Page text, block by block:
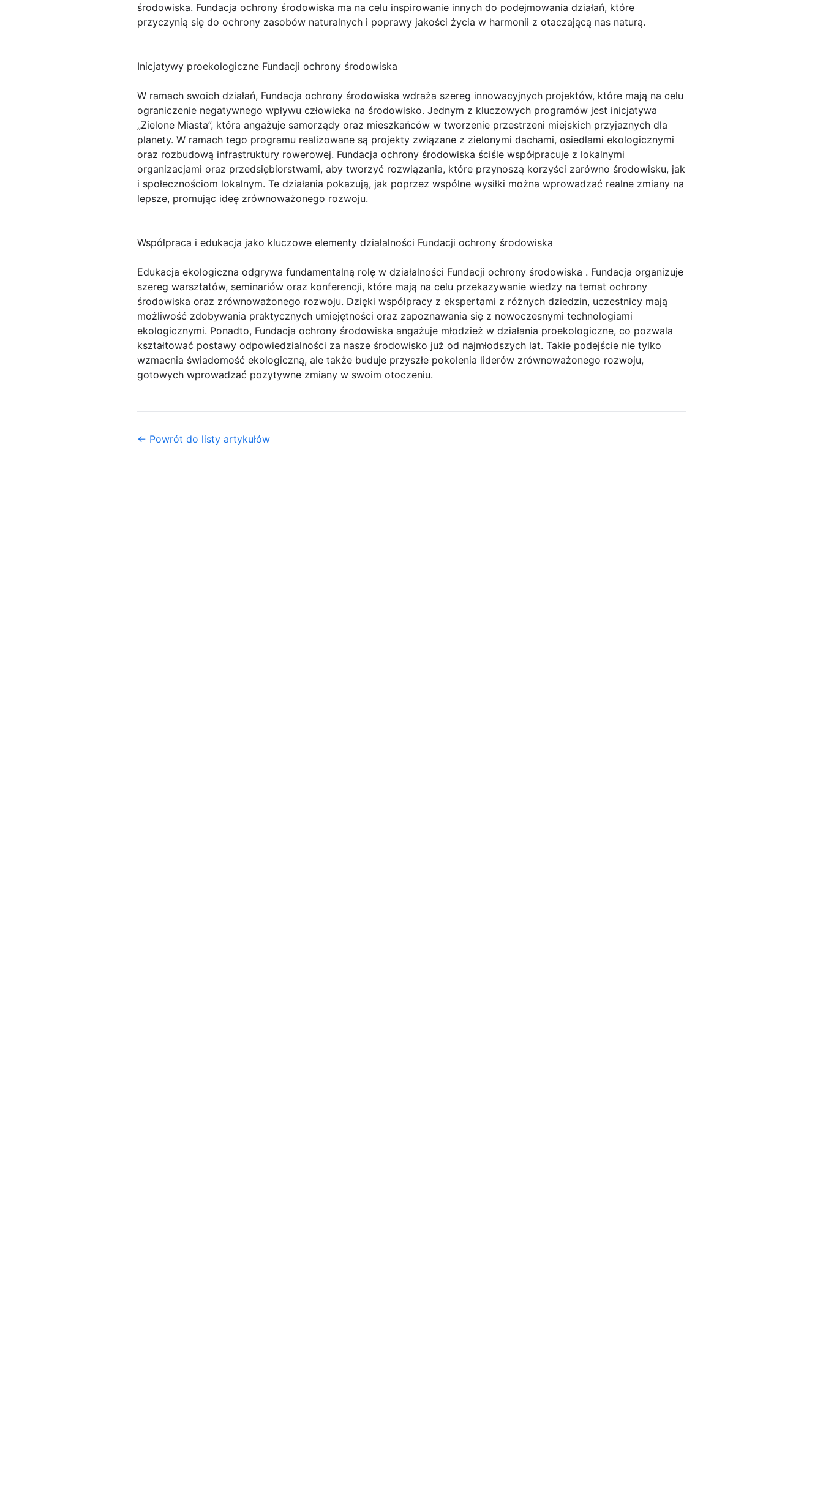
środowiska. Fundacja ochrony środowiska ma na celu inspirowanie innych do podejmowania działań, które
przyczynią się do ochrony zasobów naturalnych i poprawy jakości życia w harmonii z otaczającą nas naturą.
Inicjatywy proekologiczne Fundacji ochrony środowiska
W ramach swoich działań, Fundacja ochrony środowiska wdraża szereg innowacyjnych projektów, które mają na celu
ograniczenie negatywnego wpływu człowieka na środowisko. Jednym z kluczowych programów jest inicjatywa
„Zielone Miasta”, która angażuje samorządy oraz mieszkańców w tworzenie przestrzeni miejskich przyjaznych dla
planety. W ramach tego programu realizowane są projekty związane z zielonymi dachami, osiedlami ekologicznymi
oraz rozbudową infrastruktury rowerowej. Fundacja ochrony środowiska ściśle współpracuje z lokalnymi
organizacjami oraz przedsiębiorstwami, aby tworzyć rozwiązania, które przynoszą korzyści zarówno środowisku, jak
i społecznościom lokalnym. Te działania pokazują, jak poprzez wspólne wysiłki można wprowadzać realne zmiany na
lepsze, promując ideę zrównoważonego rozwoju.
Współpraca i edukacja jako kluczowe elementy działalności Fundacji ochrony środowiska
Edukacja ekologiczna odgrywa fundamentalną rolę w działalności Fundacji ochrony środowiska . Fundacja organizuje
szereg warsztatów, seminariów oraz konferencji, które mają na celu przekazywanie wiedzy na temat ochrony
środowiska oraz zrównoważonego rozwoju. Dzięki współpracy z ekspertami z różnych dziedzin, uczestnicy mają
możliwość zdobywania praktycznych umiejętności oraz zapoznawania się z nowoczesnymi technologiami
ekologicznymi. Ponadto, Fundacja ochrony środowiska angażuje młodzież w działania proekologiczne, co pozwala
kształtować postawy odpowiedzialności za nasze środowisko już od najmłodszych lat. Takie podejście nie tylko
wzmacnia świadomość ekologiczną, ale także buduje przyszłe pokolenia liderów zrównoważonego rozwoju,
gotowych wprowadzać pozytywne zmiany w swoim otoczeniu.
← Powrót do listy artykułów